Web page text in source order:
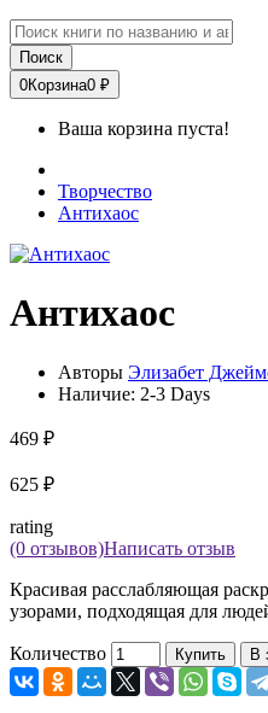
Поиск
0Корзина0 ₽
Ваша корзина пуста!
Творчество
Антихаос
Антихаос
Авторы Элизабет
Наличие: 2-3 Days
469 ₽
625 ₽
rating
(0 отзывов)Написать отзыв
Красивая расслабляющая
узорами, подходящая для
Количество Купить В